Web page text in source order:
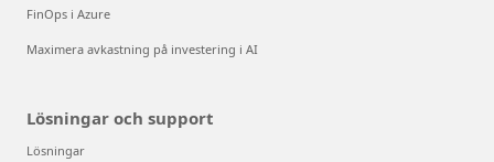
FinOps i Azure
Maximera avkastning på investering i AI
Lösningar och support
Lösningar